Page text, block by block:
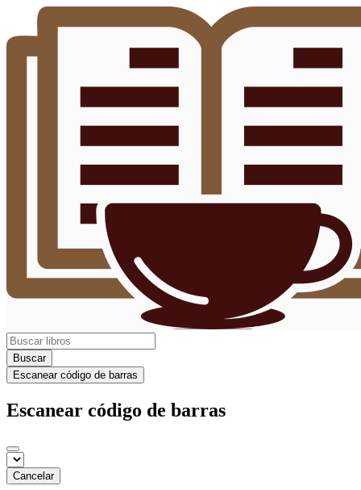
Buscar
Escanear código de barras
Escanear código de barras
Cancelar